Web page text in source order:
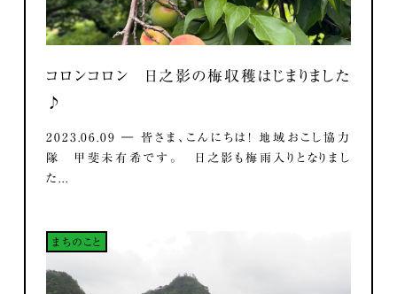
コロンコロン 日之影の梅収穫はじまりました
♪
2023.06.09 ― 皆さま、こんにちは！ 地域おこし協力
隊 甲斐未有希です。 日之影も梅雨入りとなりまし
た...
まちのこと